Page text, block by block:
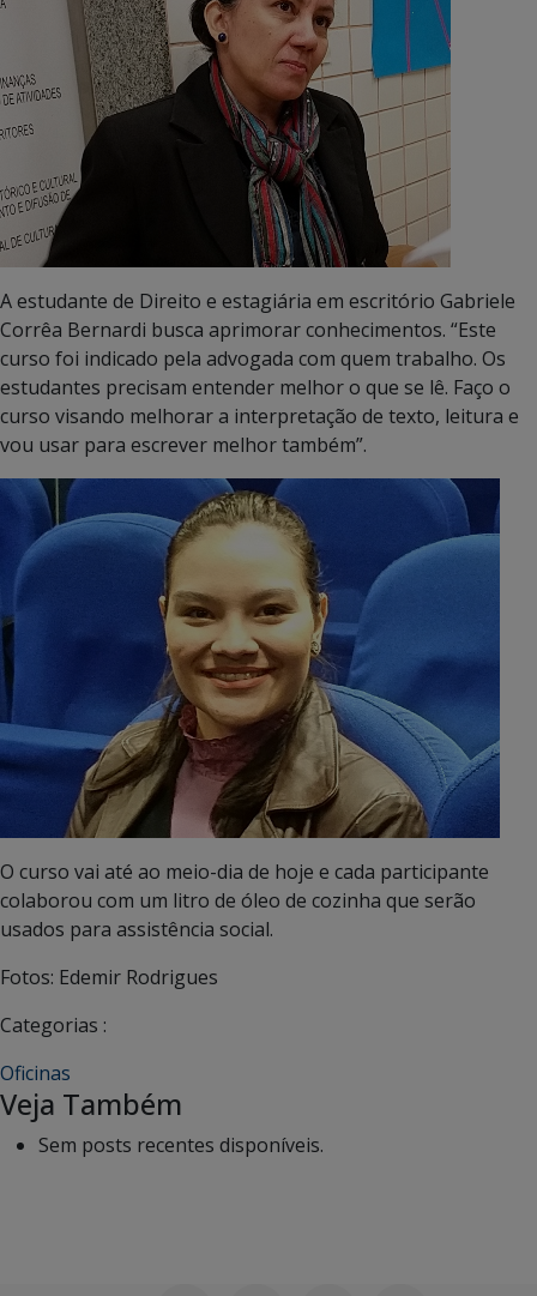
A estudante de Direito e estagiária em escritório Gabriele
Corrêa Bernardi busca aprimorar conhecimentos. “Este
curso foi indicado pela advogada com quem trabalho. Os
estudantes precisam entender melhor o que se lê. Faço o
curso visando melhorar a interpretação de texto, leitura e
vou usar para escrever melhor também”.
O curso vai até ao meio-dia de hoje e cada participante
colaborou com um litro de óleo de cozinha que serão
usados para assistência social.
Fotos: Edemir Rodrigues
Categorias :
Oficinas
Veja Também
Sem posts recentes disponíveis.